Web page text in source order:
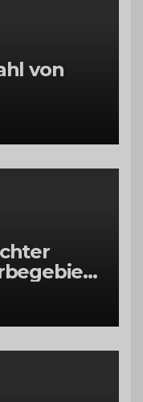
von